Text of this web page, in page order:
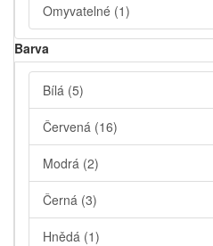
Omyvatelné (1)
Barva
Bílá (5)
Červená (16)
Modrá (2)
Černá (3)
Hnědá (1)